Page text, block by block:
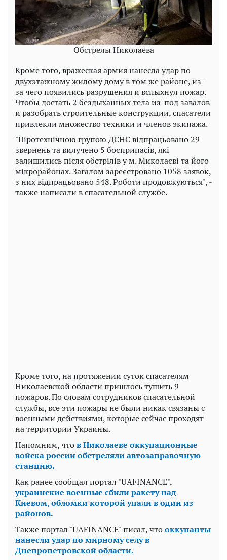
Обстрелы Николаева
Кроме того, вражеская армия нанесла удар по
двухэтажному жилому дому в том же районе, из-
за чего появились разрушения и вспыхнул пожар.
Чтобы достать 2 бездыханных тела из-под завалов
и разобрать строительные конструкции, спасатели
привлекли множество техники и членов экипажа.
"Піротехнічною групою ДСНС відпрацьовано 29
звернень та вилучено 5 боєприпасів, які
залишились після обстрілів у м. Миколаєві та його
мікрорайонах. Загалом зареєстровано 1058 заявок,
з них відпрацьовано 548. Роботи продовжуються", -
также написали в спасательной службе.
Кроме того, на протяжении суток спасателям
Николаевской области пришлось тушить 9
пожаров. По словам сотрудников спасательной
службы, все эти пожары не были никак связаны с
военными действиями, которые сейчас проходят
на территории Украины.
Напомним, чтов Николаеве оккупационные
войска россии обстреляли автозаправочную
станцию.
Как ранее сообщал портал "UAFINANCE",
украинские военные сбили ракету над
Киевом, обломки которой упали в один из
районов.
Также портал "UAFINANCE" писал, чтооккупанты
нанесли удар по мирному селу в
Днепропетровской области.